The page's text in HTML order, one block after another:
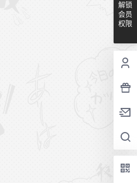
解锁
会员
权限